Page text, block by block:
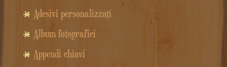
Adesivi personalizzati
Album fotografici
Appendi chiavi